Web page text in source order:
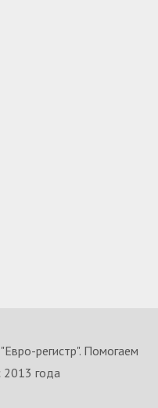
регистр". Помогаем
2013 года